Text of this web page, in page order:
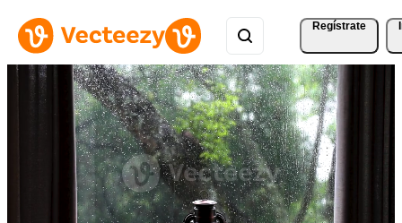
Regístrate